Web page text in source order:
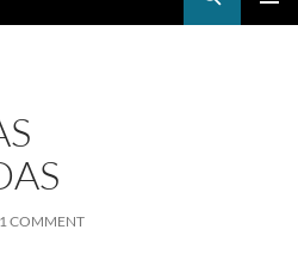
1 COMMENT